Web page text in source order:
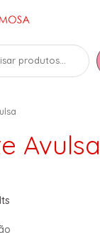
Avulsa